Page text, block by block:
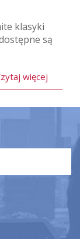
klasyki
są
więcej